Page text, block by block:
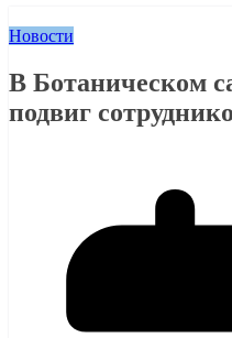
Новости
В Ботаническом
подвиг